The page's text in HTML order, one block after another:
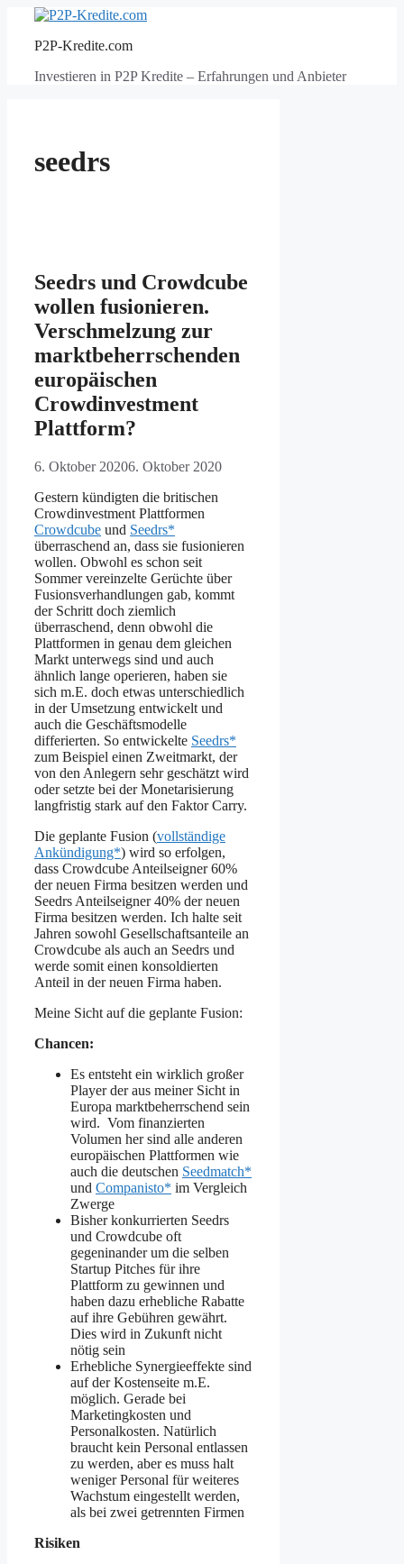
springenP2P-Kredite.com
Investieren in P2P Kredite – Erfahrungen und Anbieter
seedrs
Seedrs und Crowdcube
wollen fusionieren.
Verschmelzung zur
marktbeherrschenden
europäischen
Crowdinvestment
Plattform?
6. Oktober 20206. Oktober 2020
Gestern kündigten die britischen
Crowdinvestment Plattformen
Crowdcube und Seedrs*
überraschend an, dass sie fusionieren
wollen. Obwohl es schon seit
Sommer vereinzelte Gerüchte über
Fusionsverhandlungen gab, kommt
der Schritt doch ziemlich
überraschend, denn obwohl die
Plattformen in genau dem gleichen
Markt unterwegs sind und auch
ähnlich lange operieren, haben sie
sich m.E. doch etwas unterschiedlich
in der Umsetzung entwickelt und
auch die Geschäftsmodelle
differierten. So entwickelte Seedrs*
zum Beispiel einen Zweitmarkt, der
von den Anlegern sehr geschätzt wird
oder setzte bei der Monetarisierung
langfristig stark auf den Faktor Carry.
Die geplante Fusion (vollständige
Ankündigung*) wird so erfolgen,
dass Crowdcube Anteilseigner 60%
der neuen Firma besitzen werden und
Seedrs Anteilseigner 40% der neuen
Firma besitzen werden. Ich halte seit
Jahren sowohl Gesellschaftsanteile an
Crowdcube als auch an Seedrs und
werde somit einen konsoldierten
Anteil in der neuen Firma haben.
Meine Sicht auf die geplante Fusion:
Chancen:
Es entsteht ein wirklich großer
Player der aus meiner Sicht in
Europa marktbeherrschend sein
wird. Vom finanzierten
Volumen her sind alle anderen
europäischen Plattformen wie
auch die deutschen Seedmatch*
und Companisto* im Vergleich
Zwerge
Bisher konkurrierten Seedrs
und Crowdcube oft
gegeninander um die selben
Startup Pitches für ihre
Plattform zu gewinnen und
haben dazu erhebliche Rabatte
auf ihre Gebühren gewährt.
Dies wird in Zukunft nicht
nötig sein
Erhebliche Synergieeffekte sind
auf der Kostenseite m.E.
möglich. Gerade bei
Marketingkosten und
Personalkosten. Natürlich
braucht kein Personal entlassen
zu werden, aber es muss halt
weniger Personal für weiteres
Wachstum eingestellt werden,
als bei zwei getrennten Firmen
Risiken